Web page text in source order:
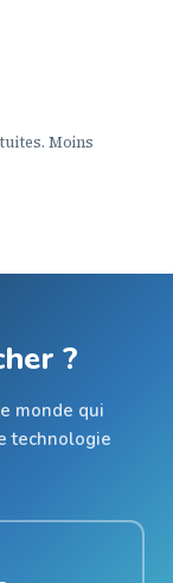
Moins
?
monde qui
technologie